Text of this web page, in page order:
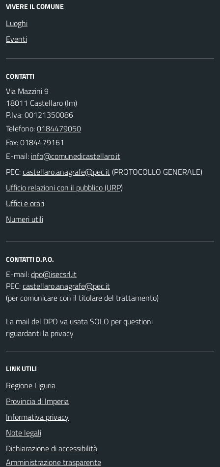
VIVERE IL COMUNE
Luoghi
Eventi
CONTATTI
Via Mazzini 9
18011 Castellaro (Im)
P.Iva: 00121350086
Telefono:0184479050
Fax: 0184479161
E-mail:
PEC:
(PROTOCOLLO GENERALE)
Ufficio relazioni con il pubblico (URP)
Uffici e orari
Numeri utili
CONTATTI D.P.O.
E-mail:
PEC:
(per comunicare con il titolare del trattamento)
La mail del DPO va usata SOLO per questioni
riguardanti la privacy
LINK UTILI
Regione Liguria
Provincia di Imperia
Informativa privacy
Note legali
Dichiarazione di accessibilità
Amministrazione trasparente